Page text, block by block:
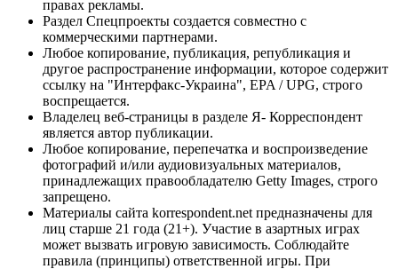
правах рекламы.
Раздел Спецпроекты создается совместно с
коммерческими партнерами.
Любое копирование, публикация, републикация и
другое распространение информации, которое содержит
ссылку на "Интерфакс-Украина", EPA / UPG, строго
воспрещается.
Владелец веб-страницы в разделе Я- Корреспондент
является автор публикации.
Любое копирование, перепечатка и воспроизведение
фотографий и/или аудиовизуальных материалов,
принадлежащих правообладателю Getty Images, строго
запрещено.
Материалы сайта korrespondent.net предназначены для
лиц старше 21 года (21+). Участие в азартных играх
может вызвать игровую зависимость. Соблюдайте
правила (принципы) ответственной игры. При